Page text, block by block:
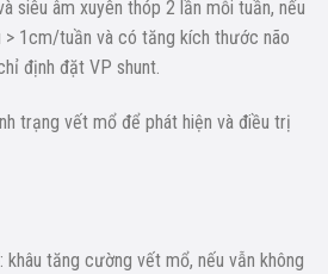
siêu âm xuyên thóp 2 lần mỗi tuần, nếu
1cm/tuần và có tăng kích thước não
định đặt VP shunt.
trạng vết mổ để phát hiện và điều trị
tăng cường vết mổ, nếu vẫn không